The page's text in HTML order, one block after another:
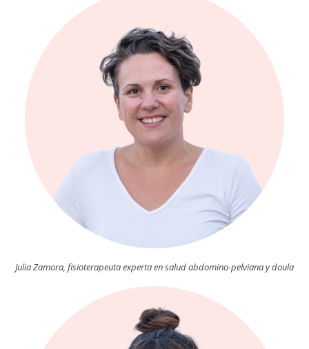
Julia Zamora, fisioterapeuta experta en salud abdomino-pelviana y doula